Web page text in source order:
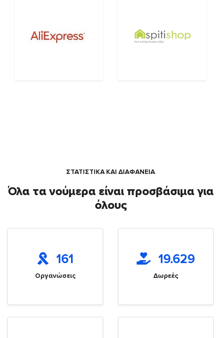
ΣΤΑΤΙΣΤΙΚΑ ΚΑΙ ΔΙΑΦΑΝΕΙΑ
Όλα τα νούμερα είναι προσβάσιμα για
όλους
161
Οργανώσεις
19.629
Δωρεές